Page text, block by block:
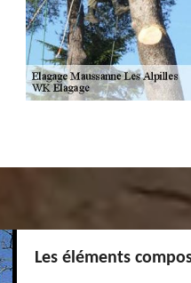
Les éléments